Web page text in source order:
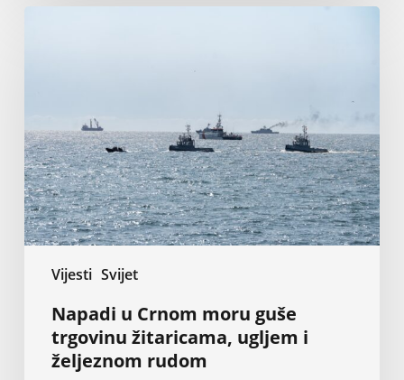
Vijesti Svijet
žitaricama,
ugljem
i
željeznom
rudom
Napadi u Crnom moru guše
trgovinu žitaricama, ugljem i
željeznom rudom